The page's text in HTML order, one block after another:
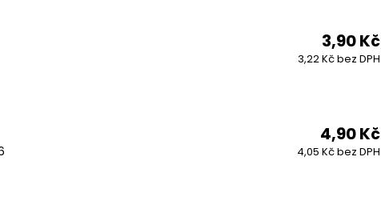
3,90 Kč
3,22 Kč bez DPH
4,90 Kč
4,05 Kč bez DPH